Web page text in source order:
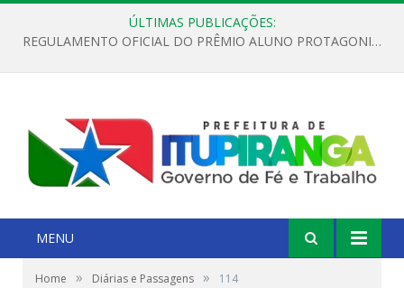
ÚLTIMAS PUBLICAÇÕES:
REGULAMENTO OFICIAL DO PRÊMIO ALUNO PROTAGONISTA – EDIÇÃO 2026
MENU
Home » Diárias e Passagens » 114